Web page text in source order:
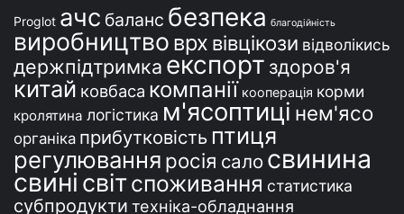
Proglot ачс баланс безпека благодійність
виробництво врх вівцікози відволікись
держпідтримка експорт здоров'я
китай ковбаса компанії кооперація корми
кролятина логістика м'ясоптиці нем'ясо
органіка прибутковість птиця
регулювання росія сало свинина
свині світспоживання статистика
субпродукти техніка-обладнання